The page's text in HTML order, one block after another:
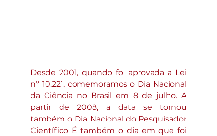
Desde 2001, quando foi aprovada a Lei
nº 10.221, comemoramos o Dia Nacional
da Ciência no Brasil em 8 de julho. A
partir de 2008, a data se tornou
também o Dia Nacional do Pesquisador
Científico É também o dia em que foi